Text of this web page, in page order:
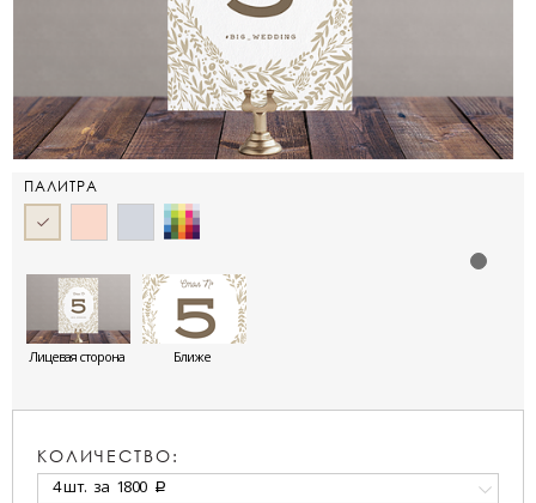
ПАЛИТРА
Лицевая сторона Ближе
КОЛИЧЕСТВО:
4 шт. за 1800 a